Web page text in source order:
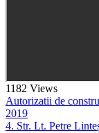
1182 Views
Autorizatii de
2019
4. Str. Lt. Petre